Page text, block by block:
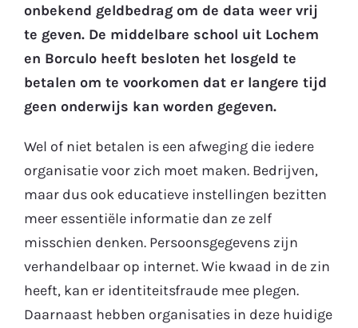
onbekend geldbedrag om de data weer vrij
te geven. De middelbare school uit Lochem
en Borculo heeft besloten het losgeld te
betalen om te voorkomen dat er langere tijd
geen onderwijs kan worden gegeven.
Wel of niet betalen is een afweging die iedere
organisatie voor zich moet maken. Bedrijven,
maar dus ook educatieve instellingen bezitten
meer essentiële informatie dan ze zelf
misschien denken. Persoonsgegevens zijn
verhandelbaar op internet. Wie kwaad in de zin
heeft, kan er identiteitsfraude mee plegen.
Daarnaast hebben organisaties in deze huidige